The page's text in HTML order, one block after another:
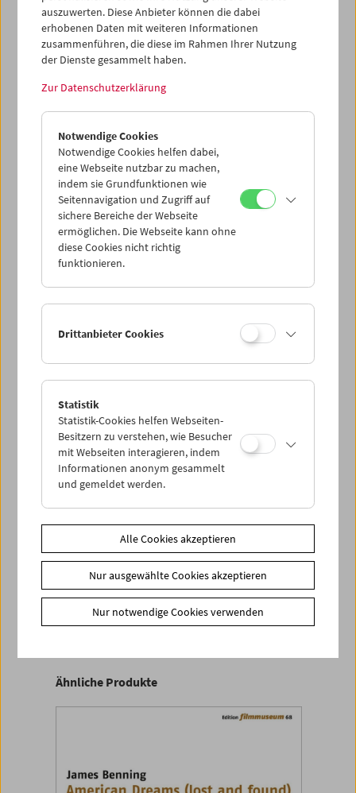
"Ein wunderbares Buch"(Frankfurter
Allgemeine Zeitung)
"With a multitude of stylistic approaches, the
exceptional career, which itself stands tall as a
structuralist representation of the United States
particular.From fellow traveller Sharon
Lockhart's perfect photo essay of Benning's
Milwaukee-based brewery beer bottle
collection, to his daughter Sadie's personal
reflection, to Nils Plath's Marxist analysis of a
single scene fromSogobi of a container ship,
the book drives around Benning's career like
the director navigates his United States; it is
Scope)
"This is a measured, copiously-illustrated text
that combines the scholarly and analytical with
James Benning
Herausgegeben von Barbara Pichler und
Claudia Slanar
FilmmuseumSynemaPublikationen 6
Wien 2007. 264 Seiten, mit zahlreichen
Abbildungen in Farbe und s/w
In englischer Sprache
ISBN 978-3-901644-23-8
Inhaltsverzeichnis - James Benning(PDF)
Produktsicherheit
Ähnliche Produkte
auszuwerten. Diese Anbieter können die dabei
erhobenen Daten mit weiteren Informationen
zusammenführen, die diese im Rahmen Ihrer Nutzung
der Dienste gesammelt haben.
Zur Datenschutzerklärung
Notwendige Cookies
Notwendige Cookies helfen dabei,
eine Webseite nutzbar zu machen,
indem sie Grundfunktionen wie
Seitennavigation und Zugriff auf
sichere Bereiche der Webseite
ermöglichen. Die Webseite kann ohne
diese Cookies nicht richtig
funktionieren.
Drittanbieter Cookies
Statistik
Statistik-Cookies helfen Webseiten-
Besitzern zu verstehen, wie Besucher
mit Webseiten interagieren, indem
Informationen anonym gesammelt
und gemeldet werden.
Alle Cookies akzeptieren
Nur ausgewählte Cookies akzeptieren
Nur notwendige Cookies verwenden